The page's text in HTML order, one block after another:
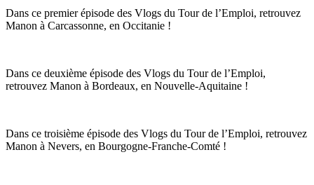
Dans ce premier épisode des Vlogs du Tour de l’Emploi, retrouvez
Manon à Carcassonne, en Occitanie !
Dans ce deuxième épisode des Vlogs du Tour de l’Emploi,
retrouvez Manon à Bordeaux, en Nouvelle-Aquitaine !
Dans ce troisième épisode des Vlogs du Tour de l’Emploi, retrouvez
Manon à Nevers, en Bourgogne-Franche-Comté !